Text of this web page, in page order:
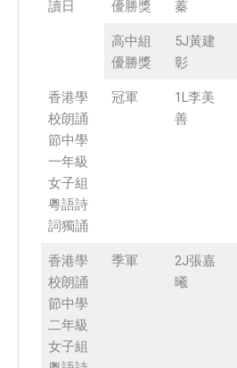
讀日
優勝獎
蓁
高中組
優勝獎
5J黃建
彰
香港學
校朗誦
節中學
一年級
女子組
粵語詩
詞獨誦
冠軍
1L李美
善
香港學
校朗誦
節中學
二年級
女子組
季軍
2J張嘉
曦